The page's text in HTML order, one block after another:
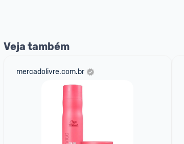
Veja também
mercadolivre.com.br